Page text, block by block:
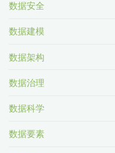
数据安全
数据建模
数据架构
数据治理
数据科学
数据要素